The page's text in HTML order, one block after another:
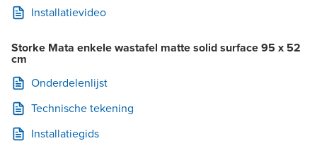
Installatievideo
Storke Mata enkele wastafel matte solid surface 95 x 52
cm
Onderdelenlijst
Technische tekening
Installatiegids